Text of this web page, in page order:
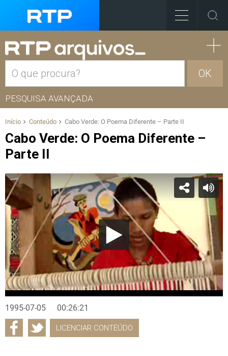
OK
PESQUISA AVANÇADA
Início Conteúdo Cabo Verde: O Poema Diferente – Parte II
Cabo Verde: O Poema Diferente –
Parte II
1995-07-05 00:26:21
LICENCIAR CONTEÚDO